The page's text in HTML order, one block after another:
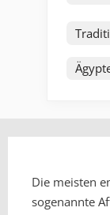
Die meisten
sogenannte